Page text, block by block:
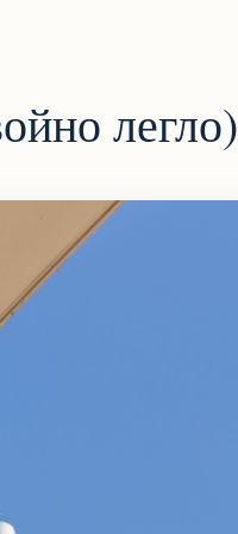
легло)